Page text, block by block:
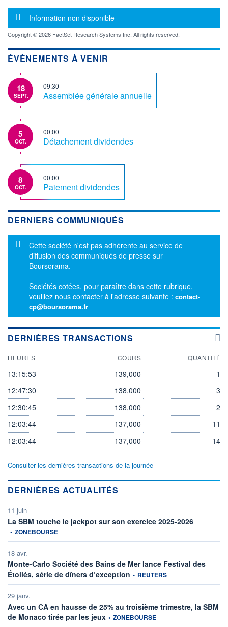
Message d'information
Information non disponible
Copyright © 2026 FactSet Research Systems Inc. All rights reserved.
ÉVÈNEMENTS À VENIR
18
SEPT.
09:30
Assemblée générale annuelle
5
OCT.
00:00
Détachement dividendes
8
OCT.
00:00
Paiement dividendes
DERNIERS COMMUNIQUÉS
Message d'information
Cette société n'est pas adhérente au service de
diffusion des communiqués de presse sur
Boursorama.
Sociétés cotées, pour paraître dans cette rubrique,
veuillez nous contacter à l'adresse suivante : contact-
cp@boursorama.fr
DERNIÈRES TRANSACTIONS
HEURES COURS QUANTITÉ
13:15:53 139,000
1
12:47:30
138,000
3
12:30:45
138,000
2
12:03:44
137,000
11
12:03:44
137,000 14
Consulter les dernières transactions de la journée
DERNIÈRES ACTUALITÉS
11 juin
La SBM touche le jackpot sur son exercice 2025-2026
• ZONEBOURSE
18 avr.
Monte-Carlo Société des Bains de Mer lance Festival des
Étoilés, série de dîners d’exception information fournie par
• REUTERS
29 janv.
Avec un CA en hausse de 25% au troisième trimestre, la SBM
de Monaco tirée par les jeuxinformation fournie par
• ZONEBOURSE